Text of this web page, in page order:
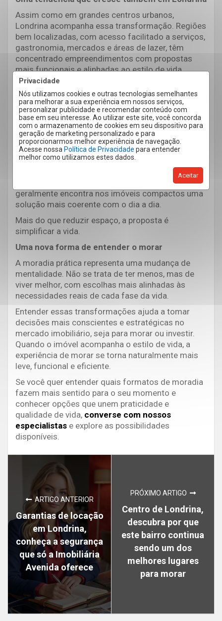
Privacidade
Nós utilizamos cookies e outras tecnologias semelhantes
para melhorar a sua experiência em nossos serviços,
personalizar publicidade e recomendar conteúdo com
base em seu interesse. Ao utilizar este site, você concorda
com o armazenamento de cookies em seu dispositivo para
geração de marketing personalizado e para
proporcionarmos melhor experiência de navegação.
Acesse nossa Política de Privacidade para entender
melhor como utilizamos estes dados.
Aceitar
Assim como em grandes centros urbanos,
Londrina acompanha essa transformação. Regiões
bem localizadas, com acesso facilitado a serviços,
gastronomia, mercados e áreas de lazer, têm
concentrado empreendimentos com propostas
mais funcionais e alinhadas ao estilo de vida
contemporâneo.
A busca por mobilidade e praticidade tem
influenciado diretamente as escolhas, tanto de
quem compra para morar quanto de quem investe.
Como saber se esse modelo combina com o seu
momento?
A resposta costuma estar na rotina. Quem valoriza
deslocamentos mais curtos, praticidade na
manutenção da casa e ambientes funcionais
geralmente encontra nos imóveis compactos uma
solução mais coerente com o dia a dia.
Mais do que reduzir espaço, a proposta é
simplificar a vida.
Uma nova forma de entender o morar
A moradia prática representa uma mudança de
mentalidade. Não se trata de ter menos, mas de
viver melhor, com escolhas mais alinhadas às
necessidades reais de cada fase da vida.
Entender essas transformações ajuda a tomar
decisões mais conscientes e estratégicas no
mercado imobiliário, seja para morar ou investir.
Quando o imóvel acompanha o estilo de vida, a
experiência de morar se torna naturalmente mais
leve, funcional e eficiente.
Se você quer entender quais formatos de moradia
fazem mais sentido para o seu momento e
conhecer opções que unem praticidade e
qualidade de vida, converse com nossos
especialistas e explore as possibilidades
disponíveis.
ARTIGO ANTERIOR
Garantias de locação
em Londrina,
conheça a segurança
que só a Imobiliária
Avenida oferece
PRÓXIMO ARTIGO
Centro de Londrina,
descubra por que
este bairro continua
sendo um dos
melhores lugares
para morar